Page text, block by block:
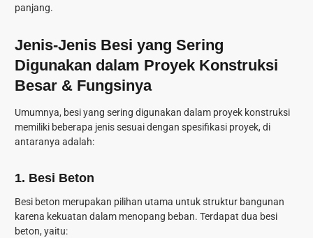
panjang.
Jenis-Jenis Besi yang Sering
Digunakan dalam Proyek Konstruksi
Besar & Fungsinya
Umumnya, besi yang sering digunakan dalam proyek konstruksi
memiliki beberapa jenis sesuai dengan spesifikasi proyek, di
antaranya adalah:
1. Besi Beton
Besi beton merupakan pilihan utama untuk struktur bangunan
karena kekuatan dalam menopang beban. Terdapat dua besi
beton, yaitu: